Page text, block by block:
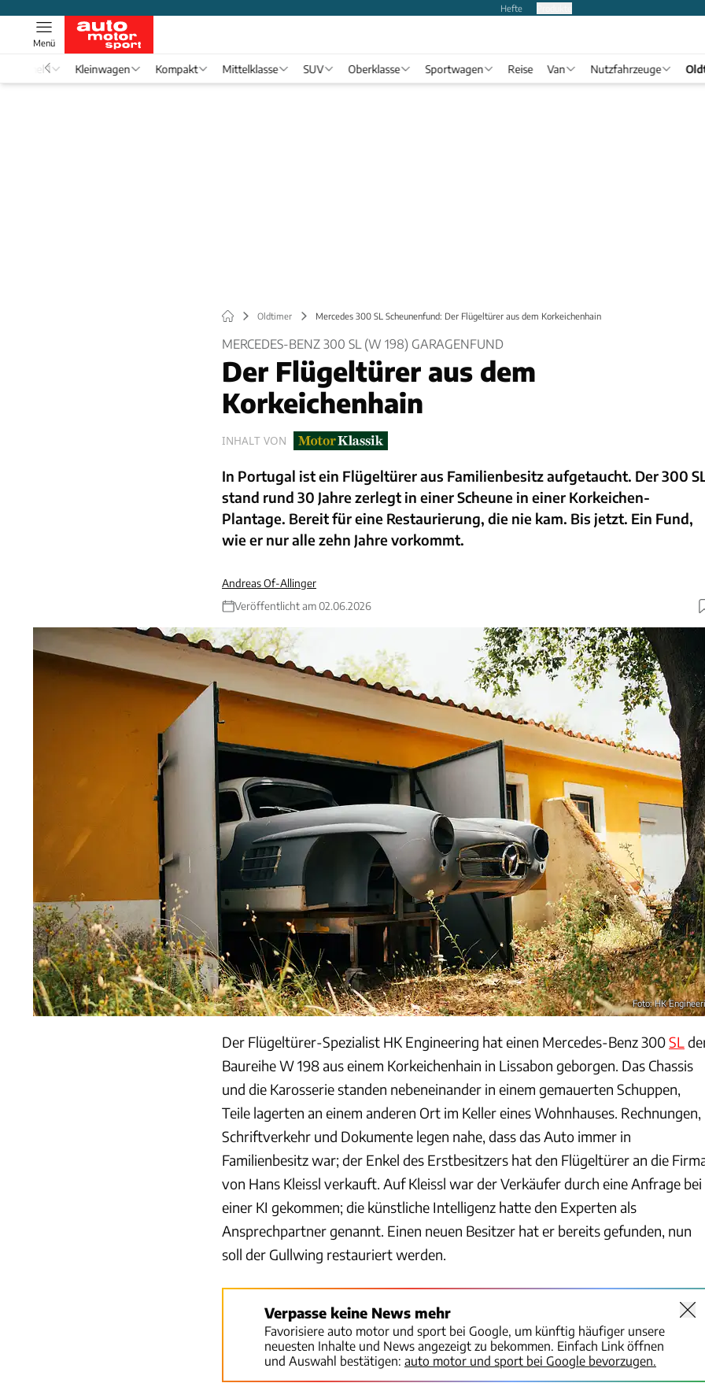
Hefte
Menü
Formel 1 Kleinwagen Kompakt Mittelklasse SUV Oberklasse Sportwagen Reise Van Nutzfahrzeuge
Oldtimer Mercedes 300 SL Scheunenfund: Der Flügeltürer aus dem Korkeichenhain
MERCEDES-BENZ 300 SL (W 198) GARAGENFUND
Der Flügeltürer aus dem
Korkeichenhain
INHALT VON
In Portugal ist ein Flügeltürer aus Familienbesitz aufgetaucht. Der 300
stand rund 30 Jahre zerlegt in einer Scheune in einer Korkeichen-
Plantage. Bereit für eine Restaurierung, die nie kam. Bis jetzt. Ein Fund,
wie er nur alle zehn Jahre vorkommt.
Andreas Of-Allinger
Veröffentlicht am 02.06.2026
Foto: HK
Der Flügeltürer-Spezialist HK Engineering hat einen Mercedes-Benz 300SL
Baureihe W 198 aus einem Korkeichenhain in Lissabon geborgen. Das Chassis
und die Karosserie standen nebeneinander in einem gemauerten Schuppen,
Teile lagerten an einem anderen Ort im Keller eines Wohnhauses. Rechnungen,
Schriftverkehr und Dokumente legen nahe, dass das Auto immer in
Familienbesitz war; der Enkel des Erstbesitzers hat den Flügeltürer an die
von Hans Kleissl verkauft. Auf Kleissl war der Verkäufer durch eine Anfrage bei
einer KI gekommen; die künstliche Intelligenz hatte den Experten als
Ansprechpartner genannt. Einen neuen Besitzer hat er bereits gefunden, nun
soll der Gullwing restauriert werden.
Verpasse keine News mehr
Favorisiere auto motor und sport bei Google, um künftig häufiger unsere
neuesten Inhalte und News angezeigt zu bekommen. Einfach Link öffnen
und Auswahl bestätigen: auto motor und sport bei Google bevorzugen.